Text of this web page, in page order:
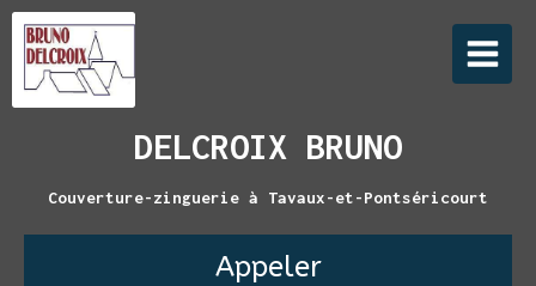
DELCROIX BRUNO
Couverture-zinguerie à Tavaux-et-Pontséricourt
Appeler